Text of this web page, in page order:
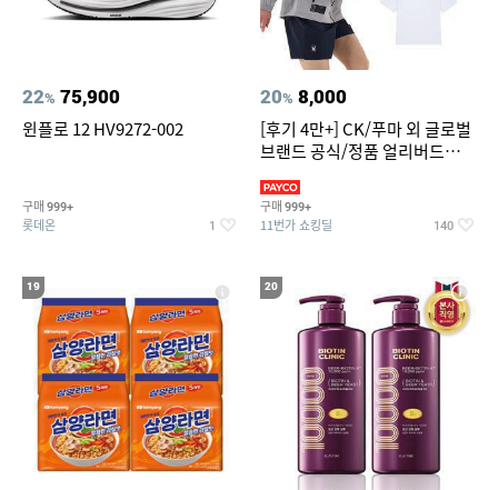
22% 75,900
윈플로 12 HV9272-002
구매 999+
롯데온 1
20% 8,000
[후기 4만+] CK/푸마 외 글로벌
브랜드 공식/정품 얼리버드
구매 999+
11번가 쇼킹딜 140
19 20